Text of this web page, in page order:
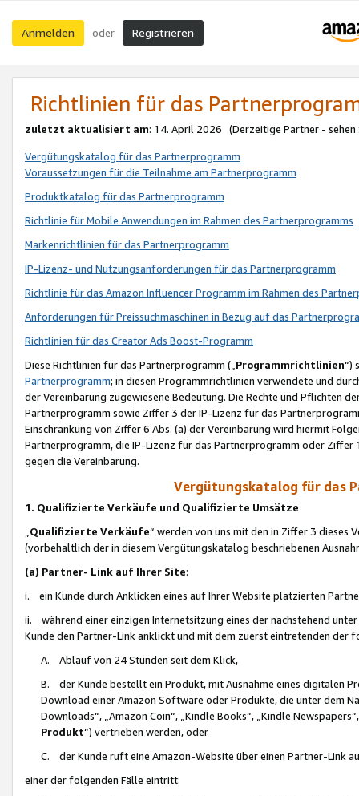
Anmelden oder Registrieren
Richtlinien für das
zuletzt aktualisiert am: 14. April 2026 (Derzeitige Partner - sehen
Vergütungskatalog für das Partnerprogramm
Voraussetzungen für die Teilnahme am Partnerprogramm
Produktkatalog für das Partnerprogramm
Richtlinie für Mobile Anwendungen im Rahmen des Partnerprogramms
Markenrichtlinien für das Partnerprogramm
IP-Lizenz- und Nutzungsanforderungen für das Partnerprogramm
Richtlinie für das Amazon Influencer Programm im Rahmen des
Anforderungen für Preissuchmaschinen in Bezug auf das
Richtlinien für das Creator Ads Boost-Programm
Diese Richtlinien für das Partnerprogramm („Programmrichtlinien“)
Partnerprogramm; in diesen Programmrichtlinien verwendete und
der Vereinbarung zugewiesene Bedeutung. Die Rechte und Pflichten
Partnerprogramm sowie Ziffer 3 der IP-Lizenz für das
Einschränkung von Ziffer 6 Abs. (a) der Vereinbarung wird hiermit
Partnerprogramm, die IP-Lizenz für das Partnerprogramm oder
gegen die Vereinbarung.
Vergütungskatalog für das
1. Qualifizierte Verkäufe und Qualifizierte Umsätze
Qualifizierte Verkäufe“ werden von uns mit den in Ziffer 3
(vorbehaltlich der in diesem Vergütungskatalog beschriebenen
(a) Partner- Link auf Ihrer Site:
i. ein Kunde durch Anklicken eines auf Ihrer Website platzierten
ii. während einer einzigen Internetsitzung eines der nachstehend
Kunde den Partner-Link anklickt und mit dem zuerst eintretenden der
A. Ablauf von 24 Stunden seit dem Klick,
B. der Kunde bestellt ein Produkt, mit Ausnahme eines digitalen
Download einer Amazon Software oder Produkte, die unter dem
Downloads“, „Amazon Coin“, „Kindle Books“, „Kindle
Produkt“) vertrieben werden, oder
C. der Kunde ruft eine Amazon-Website über einen Partner-Link
einer der folgenden Fälle eintritt: